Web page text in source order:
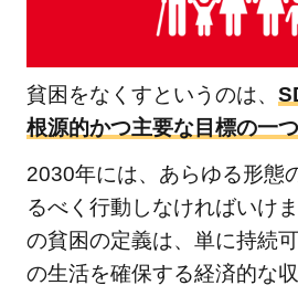
革新の
基盤を
つくろ
う」の
関連記
2.10
⑩人
や国
の不
貧困をなくすというのは、
根源的かつ主要な目標の一つ
2030年には、あらゆる形態
るべく行動しなければいけ
の貧困の定義は、単に持続
の生活を確保する経済的な